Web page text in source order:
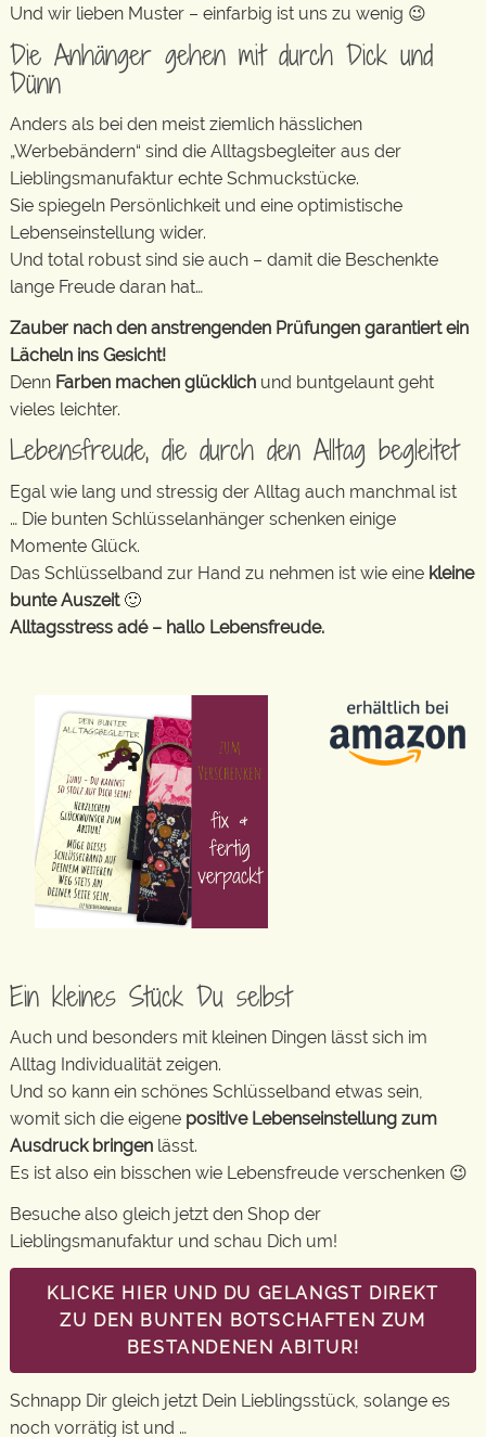
Und wir lieben Muster – einfarbig ist uns zu wenig 😉
Die Anhänger gehen mit durch Dick und
Dünn
Anders als bei den meist ziemlich hässlichen
„Werbebändern“ sind die Alltagsbegleiter aus der
Lieblingsmanufaktur echte Schmuckstücke.
Sie spiegeln Persönlichkeit und eine optimistische
Lebenseinstellung wider.
Und total robust sind sie auch – damit die Beschenkte
lange Freude daran hat…
Zauber nach den anstrengenden Prüfungen garantiert ein
Lächeln ins Gesicht!
Denn Farben machen glücklich und buntgelaunt geht
vieles leichter.
Lebensfreude, die durch den Alltag begleitet
Egal wie lang und stressig der Alltag auch manchmal ist
… Die bunten Schlüsselanhänger schenken einige
Momente Glück.
Das Schlüsselband zur Hand zu nehmen ist wie eine kleine
bunte Auszeit🙂
Alltagsstress adé – hallo Lebensfreude.
Ein kleines Stück Du selbst
Auch und besonders mit kleinen Dingen lässt sich im
Alltag Individualität zeigen.
Und so kann ein schönes Schlüsselband etwas sein,
womit sich die eigene positive Lebenseinstellung zum
Ausdruck bringen lässt.
Es ist also ein bisschen wie Lebensfreude verschenken 😉
Besuche also gleich jetzt den Shop der
Lieblingsmanufaktur und schau Dich um!
KLICKE HIER UND DU GELANGST DIREKT
ZU DEN BUNTEN BOTSCHAFTEN ZUM
BESTANDENEN ABITUR!
Schnapp Dir gleich jetzt Dein Lieblingsstück, solange es
noch vorrätig ist und …